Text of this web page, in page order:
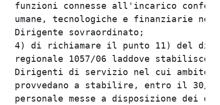
funzioni connesse all'incarico
umane, tecnologiche e finanziarie
Dirigente sovraordinato;
4) di richiamare il punto 11) del
regionale 1057/06 laddove
Dirigenti di servizio nel cui ambito
provvedano a stabilire, entro il 30/
personale messe a disposizione dei